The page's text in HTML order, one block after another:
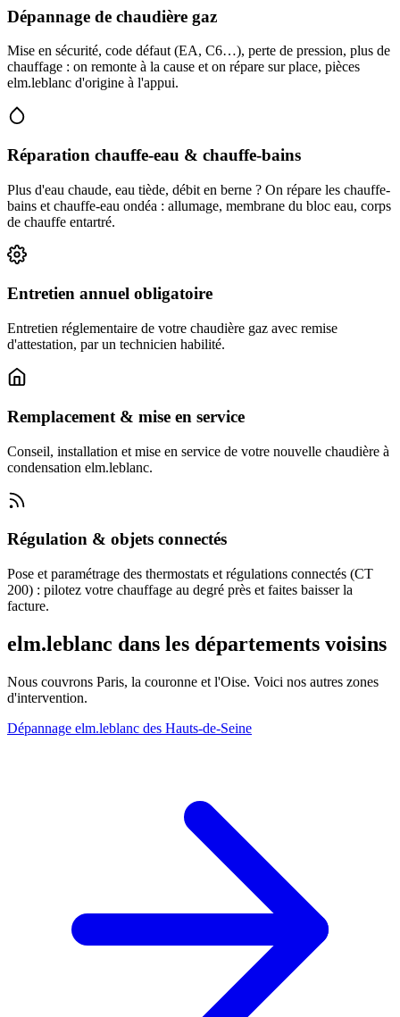
Dépannage de chaudière gaz
Mise en sécurité, code défaut (EA, C6…), perte de pression, plus de
chauffage : on remonte à la cause et on répare sur place, pièces
elm.leblanc d'origine à l'appui.
Réparation chauffe-eau & chauffe-bains
Plus d'eau chaude, eau tiède, débit en berne ? On répare les chauffe-
bains et chauffe-eau ondéa : allumage, membrane du bloc eau, corps
de chauffe entartré.
Entretien annuel obligatoire
Entretien réglementaire de votre chaudière gaz avec remise
d'attestation, par un technicien habilité.
Remplacement & mise en service
Conseil, installation et mise en service de votre nouvelle chaudière à
condensation elm.leblanc.
Régulation & objets connectés
Pose et paramétrage des thermostats et régulations connectés (CT
200) : pilotez votre chauffage au degré près et faites baisser la
facture.
elm.leblanc dans les départements voisins
Nous couvrons Paris, la couronne et l'Oise. Voici nos autres zones
d'intervention.
Dépannage elm.leblanc des Hauts-de-Seine